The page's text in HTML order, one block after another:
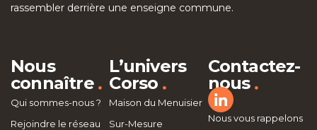
rassembler derrière une enseigne commune.
Nous
connaître .
Qui sommes-nous ?
Rejoindre le réseau
L’univers
Corso .
Maison du Menuisier
Sur-Mesure
Contactez-
nous .
Nous vous rappelons